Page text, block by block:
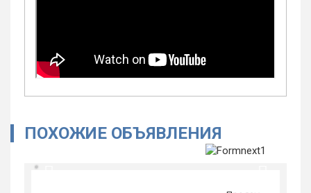
ПОХОЖИЕ ОБЪЯВЛЕНИЯ